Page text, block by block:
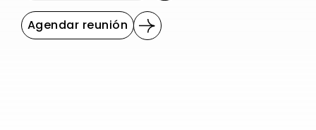
Agendar reunión